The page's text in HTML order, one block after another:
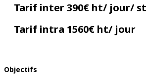
Tarif inter 390€ ht/ jour/
Tarif intra 1560€ ht/ jour
Objectifs